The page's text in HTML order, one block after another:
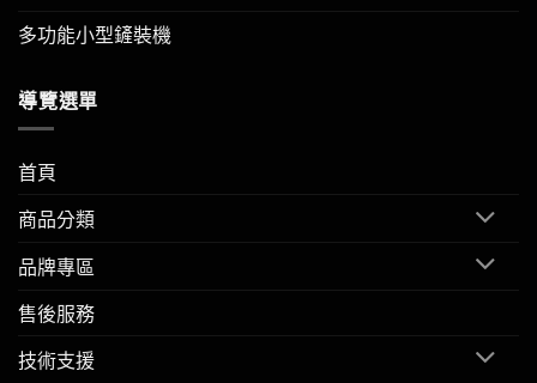
多功能小型鏟裝機
導覽選單
首頁
商品分類
品牌專區
售後服務
技術支援